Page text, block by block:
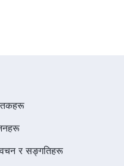
र सङ्गतिहरू